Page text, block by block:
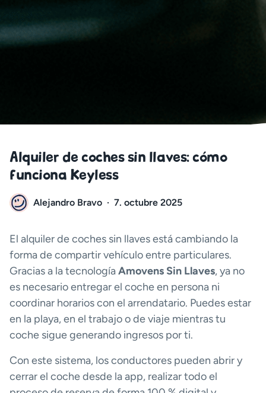
Alquiler de coches sin llaves: cómo
funciona Keyless
Alejandro Bravo · 7. octubre 2025
El alquiler de coches sin llaves está cambiando la
forma de compartir vehículo entre particulares.
Gracias a la tecnologíaAmovens Sin Llaves, ya no
es necesario entregar el coche en persona ni
coordinar horarios con el arrendatario. Puedes estar
en la playa, en el trabajo o de viaje mientras tu
coche sigue generando ingresos por ti.
Con este sistema, los conductores pueden abrir y
cerrar el coche desde la app, realizar todo el